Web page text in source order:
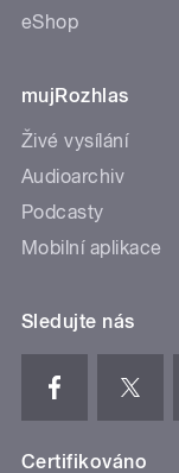
eShop
mujRozhlas
Živé vysílání
Audioarchiv
Podcasty
Mobilní aplikace
Sledujte nás
Certifikováno